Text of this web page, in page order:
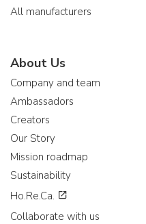
All manufacturers
About Us
Company and team
Ambassadors
Creators
Our Story
Mission roadmap
Sustainability
Ho.Re.Ca.
Collaborate with us